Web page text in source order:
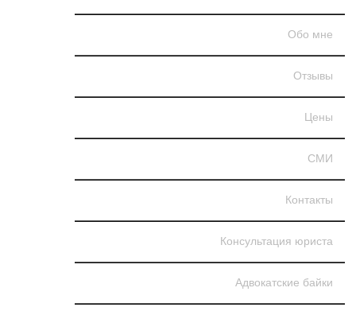
Обо мне
Отзывы
Цены
СМИ
Контакты
Консультация юриста
Адвокатские байки